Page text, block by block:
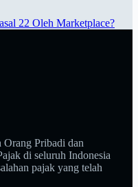
22 Oleh Marketplace?
Orang Pribadi dan
di seluruh Indonesia
pajak yang telah